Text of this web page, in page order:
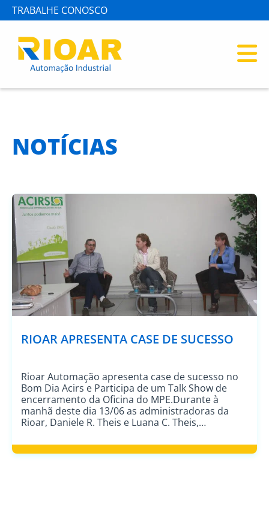
TRABALHE CONOSCO
NOTÍCIAS
RIOAR APRESENTA CASE DE SUCESSO
Rioar Automação apresenta case de sucesso no
Bom Dia Acirs e Participa de um Talk Show de
encerramento da Oficina do MPE.Durante à
manhã deste dia 13/06 as administradoras da
Rioar, Daniele R. Theis e Luana C. Theis,
pela associação empresarial de Rio do Sul para
empresários e […]